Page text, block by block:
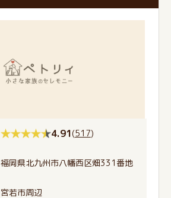
4.91(517)
福岡県北九州市八幡西区畑331番地
宮若市周辺